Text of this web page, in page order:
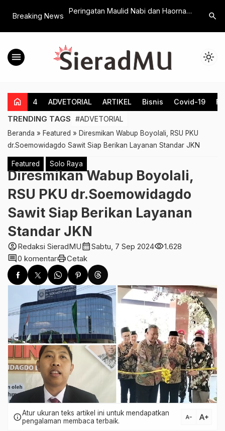
Breaking News
Bingkisan
Peringatan Maulid Nabi dan Haornas,
Karakter Utama PCA Ngawen
search
menu light_mode
home 4 ADVETORIAL ARTIKEL Bisnis Covid-19
TRENDING TAGS #ADVETORIAL
Beranda » Featured » Diresmikan Wabup Boyolali, RSU PKU
dr.Soemowidagdo Sawit Siap Berikan Layanan Standar JKN
Featured Solo Raya
Diresmikan Wabup Boyolali,
RSU PKU dr.Soemowidagdo
Sawit Siap Berikan Layanan
Standar JKN
account_circleRedaksi SieradMUcalendar_monthSabtu, 7 Sep 2024visibility1.628
comment0 komentarprintCetak
infoAtur ukuran teks artikel ini untuk mendapatkan
pengalaman membaca terbaik.
text_decrease text_increase